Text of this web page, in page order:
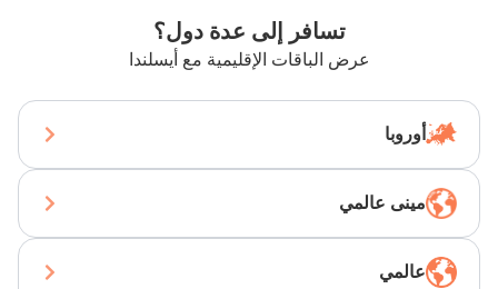
تسافر إلى عدة دول؟
عرض الباقات الإقليمية مع أيسلندا
أوروبا
مينى عالمي
عالمي